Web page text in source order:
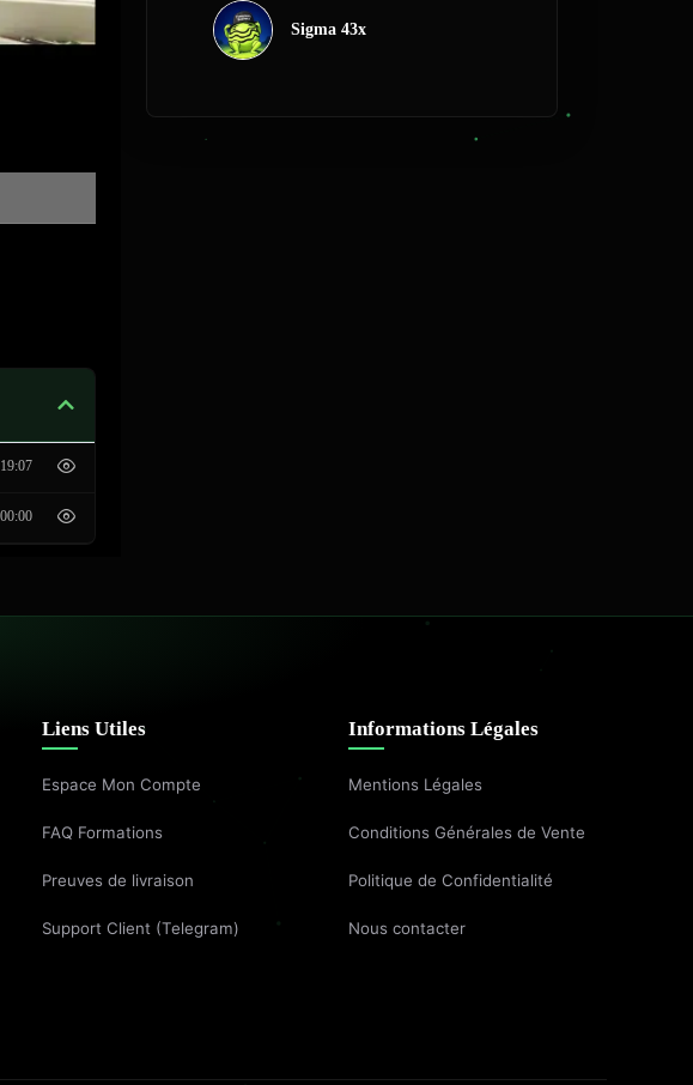
19:07
00:00
Sigma 43x
Liens Utiles
Espace Mon Compte
FAQ Formations
Preuves de livraison
Support Client (Telegram)
Informations Légales
Mentions Légales
Conditions Générales de Vente
Politique de Confidentialité
Nous contacter